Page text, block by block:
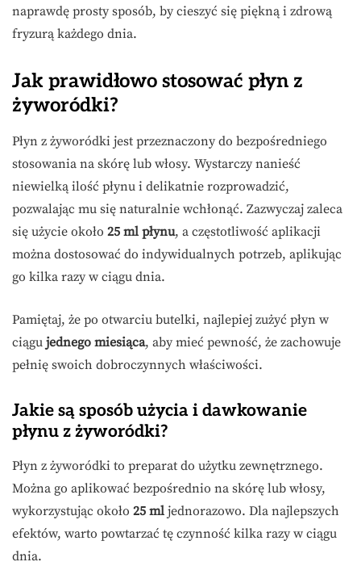
naprawdę prosty sposób, by cieszyć się piękną i zdrową
fryzurą każdego dnia.
Jak prawidłowo stosować płyn z
żyworódki?
Płyn z żyworódki jest przeznaczony do bezpośredniego
stosowania na skórę lub włosy. Wystarczy nanieść
niewielką ilość płynu i delikatnie rozprowadzić,
pozwalając mu się naturalnie wchłonąć. Zazwyczaj zaleca
się użycie około 25 ml płynu, a częstotliwość aplikacji
można dostosować do indywidualnych potrzeb, aplikując
go kilka razy w ciągu dnia.
Pamiętaj, że po otwarciu butelki, najlepiej zużyć płyn w
ciągu jednego miesiąca, aby mieć pewność, że zachowuje
pełnię swoich dobroczynnych właściwości.
Jakie są sposób użycia i dawkowanie
płynu z żyworódki?
Płyn z żyworódki to preparat do użytku zewnętrznego.
Można go aplikować bezpośrednio na skórę lub włosy,
wykorzystując około 25 ml jednorazowo. Dla najlepszych
efektów, warto powtarzać tę czynność kilka razy w ciągu
dnia.